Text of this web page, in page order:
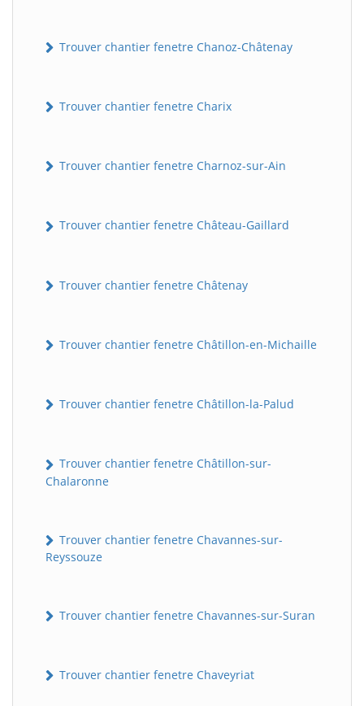
Trouver chantier fenetre Chanoz-Châtenay
Trouver chantier fenetre Charix
Trouver chantier fenetre Charnoz-sur-Ain
Trouver chantier fenetre Château-Gaillard
Trouver chantier fenetre Châtenay
Trouver chantier fenetre Châtillon-en-Michaille
Trouver chantier fenetre Châtillon-la-Palud
Trouver chantier fenetre Châtillon-sur-
Chalaronne
Trouver chantier fenetre Chavannes-sur-
Reyssouze
Trouver chantier fenetre Chavannes-sur-Suran
Trouver chantier fenetre Chaveyriat